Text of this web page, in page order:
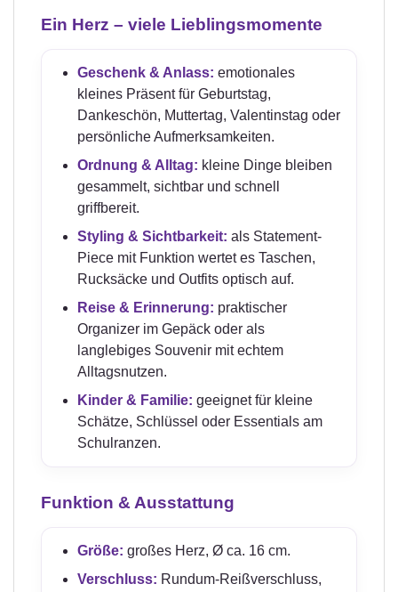
Ein Herz – viele Lieblingsmomente
Geschenk & Anlass: emotionales
kleines Präsent für Geburtstag,
Dankeschön, Muttertag, Valentinstag oder
persönliche Aufmerksamkeiten.
Ordnung & Alltag: kleine Dinge bleiben
gesammelt, sichtbar und schnell
griffbereit.
Styling & Sichtbarkeit: als Statement-
Piece mit Funktion wertet es Taschen,
Rucksäcke und Outfits optisch auf.
Reise & Erinnerung: praktischer
Organizer im Gepäck oder als
langlebiges Souvenir mit echtem
Alltagsnutzen.
Kinder & Familie: geeignet für kleine
Schätze, Schlüssel oder Essentials am
Schulranzen.
Funktion & Ausstattung
Größe: großes Herz, Ø ca. 16 cm.
Verschluss: Rundum-Reißverschluss,